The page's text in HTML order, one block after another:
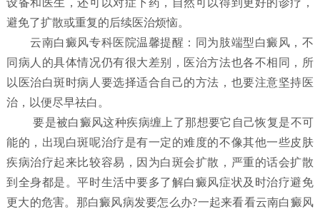
设备和医生，还可以对症下药，自然可以得到更好的诊疗，
避免了扩散或重复的后续医治烦恼。
云南白癜风专科医院温馨提醒：同为肢端型白癜风，不
同病人的具体情况仍有很大差别，医治方法也各不相同，所
以医治白斑时病人要选择适合自己的方法，也要注意坚持医
治，以便尽早祛白。
要是被白癜风这种疾病缠上了那想要它自己恢复是不可
能的，出现白斑呢治疗是有一定的难度的不像其他一些皮肤
疾病治疗起来比较容易，因为白斑会扩散，严重的话会扩散
到全身都是。平时生活中要多了解白癜风症状及时治疗避免
更大的危害。那白癜风病发要怎么办?一起来看看云南白癜风